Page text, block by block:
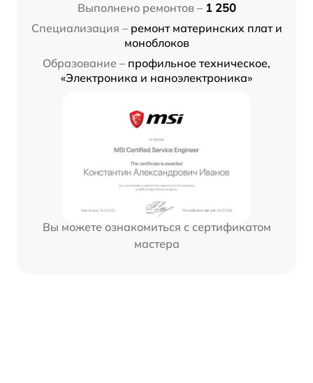
Выполнено ремонтов – 1 250
Специализация – ремонт материнских плат и
моноблоков
Образование – профильное техническое,
«Электроника и наноэлектроника»
Вы можете ознакомиться с сертификатом
мастера